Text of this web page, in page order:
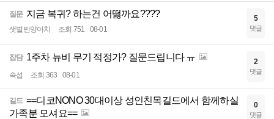
질문 지금 복귀? 하는건 어떯까요????
샛별반양아치 조회 751 08-01
5
댓글
잡담 1주차 뉴비 무기 적정가? 질문드립니다 ㅠ
속섭 조회 363 08-01
2
댓글
길드 ==디코NONO 30대이상 성인친목길드에서 함께하실
가족분 모셔요==
0
댓글